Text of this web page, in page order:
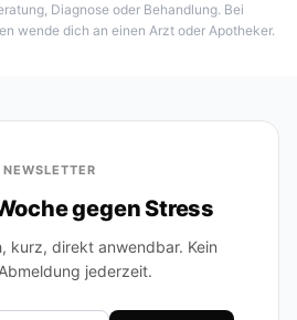
Diagnose oder Behandlung. Bei
wende dich an einen Arzt oder Apotheker.
NEWSLETTER
gegen Stress
kurz, direkt anwendbar. Kein
jederzeit.